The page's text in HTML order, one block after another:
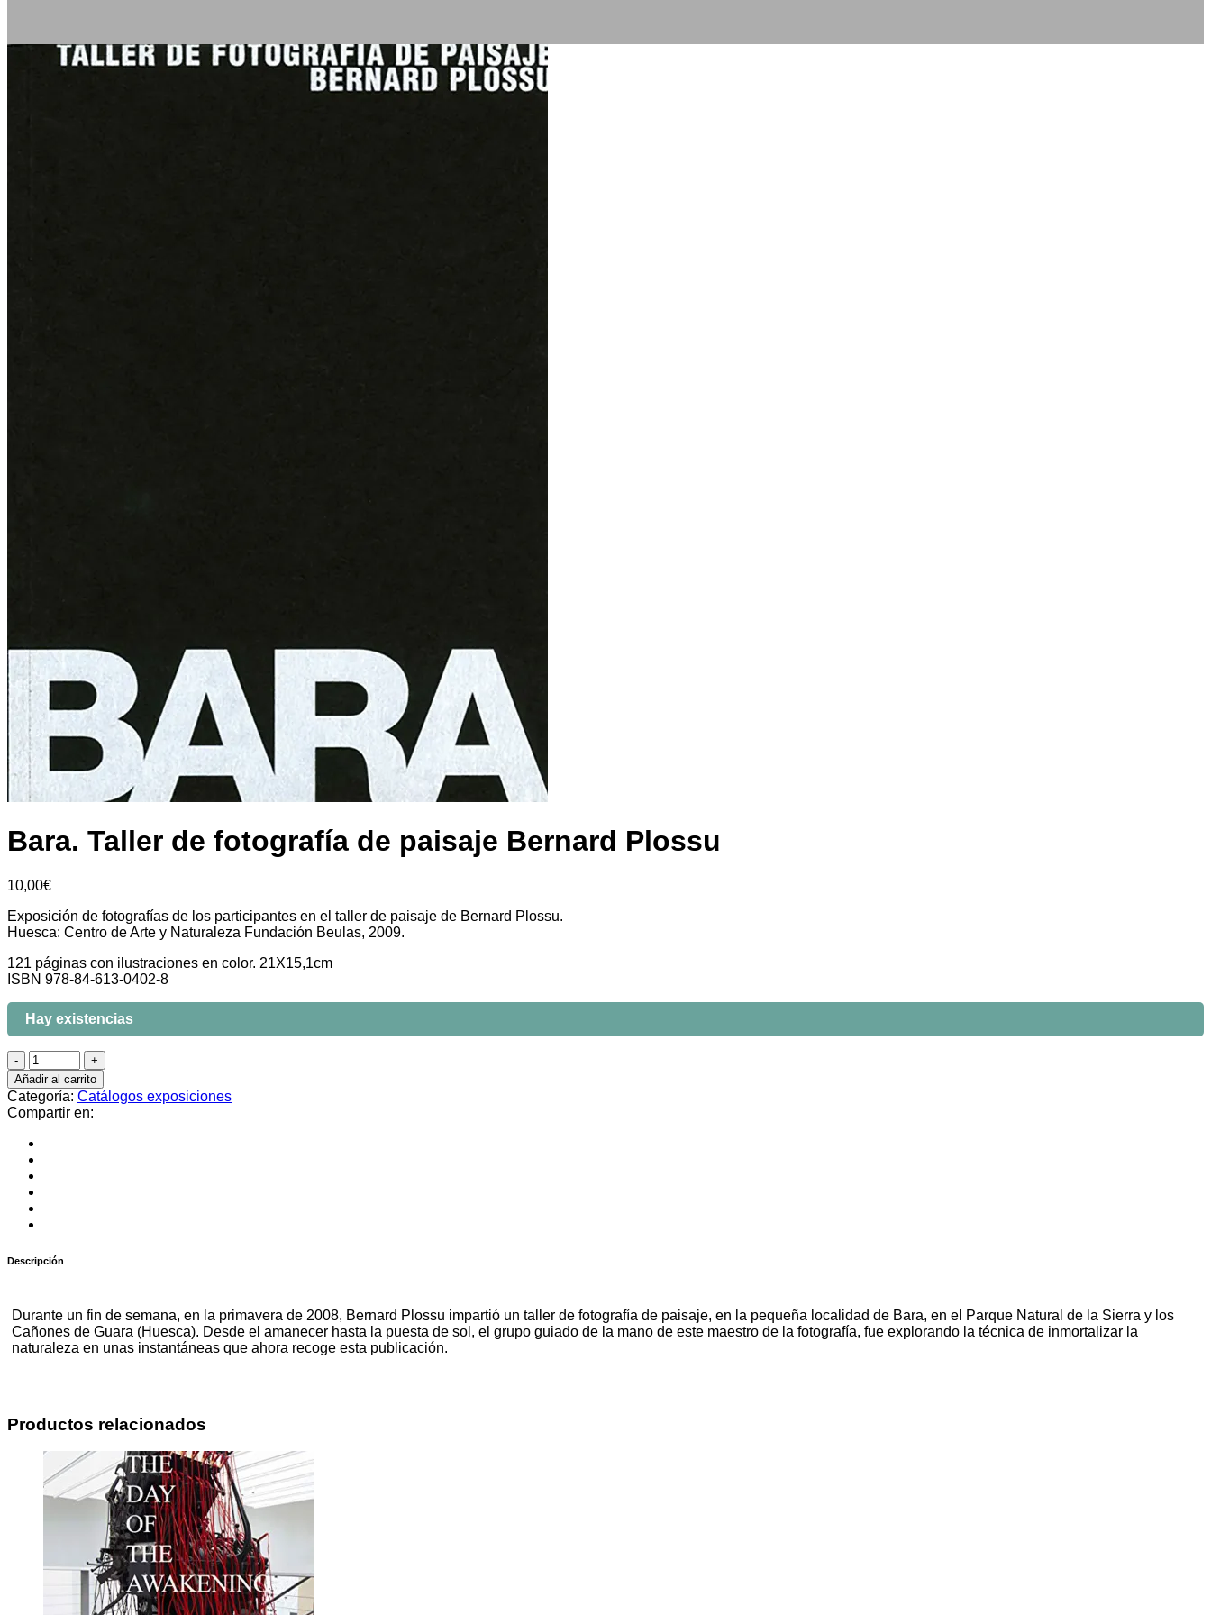
Bara. Taller de fotografía de paisaje Bernard Plossu
10,00€
Exposición de fotografías de los participantes en el taller de paisaje de Bernard Plossu.
Huesca: Centro de Arte y Naturaleza Fundación Beulas, 2009.
121 páginas con ilustraciones en color. 21X15,1cm
ISBN 978-84-613-0402-8
Hay existencias
Añadir al carrito
Categoría: Catálogos exposiciones
Compartir en:
Descripción
Durante un fin de semana, en la primavera de 2008, Bernard Plossu impartió un taller de fotografía de paisaje, en la pequeña localidad de Bara, en el Parque Natural de la Sierra y los
Cañones de Guara (Huesca). Desde el amanecer hasta la puesta de sol, el grupo guiado de la mano de este maestro de la fotografía, fue explorando la técnica de inmortalizar la
naturaleza en unas instantáneas que ahora recoge esta publicación.
Productos relacionados